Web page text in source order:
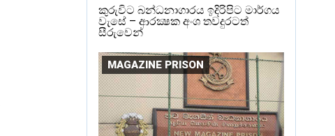
කුරුවිට බන්ධනාගාරය ඉදිරිපිට මාර්ගය
වැසේ – ආරක්‍ෂක අංශ තවදුරටත්
සීරුවෙන්
MAGAZINE PRISON